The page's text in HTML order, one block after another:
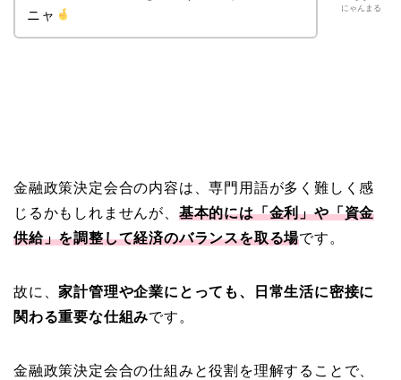
にゃんまる
ニャ
金融政策決定会合の内容は、専門用語が多く難しく感
じるかもしれませんが、 基本的には「金利」や「資金
供給」を調整して経済のバランスを取る場です。
故に、家計管理や企業にとっても、日常生活に密接に
関わる重要な仕組みです。
金融政策決定会合の仕組みと役割を理解することで、